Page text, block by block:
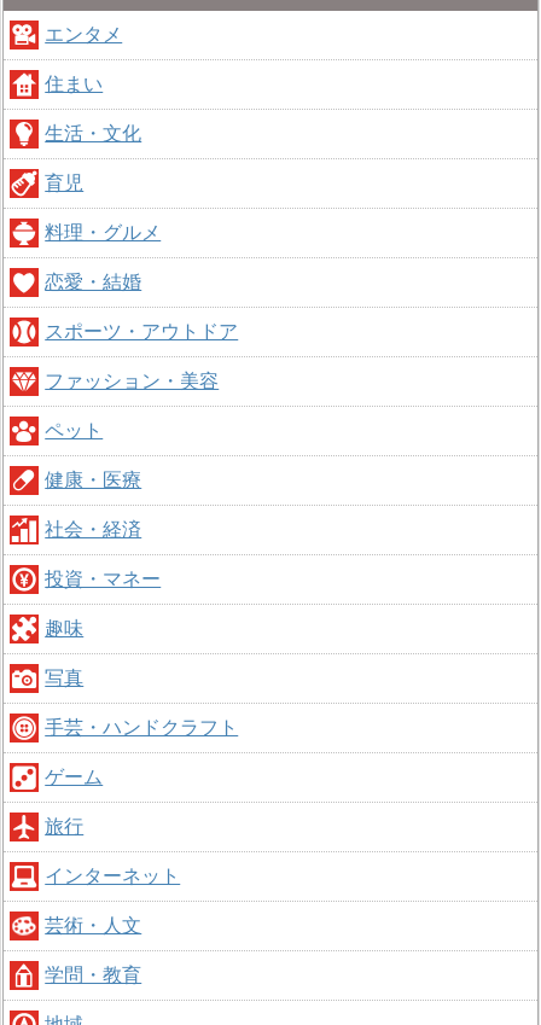
エンタメ
住まい
生活・文化
育児
料理・グルメ
恋愛・結婚
スポーツ・アウトドア
ファッション・美容
ペット
健康・医療
社会・経済
投資・マネー
趣味
写真
手芸・ハンドクラフト
ゲーム
旅行
インターネット
芸術・人文
学問・教育